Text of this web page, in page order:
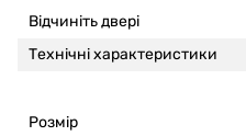
Відчиніть двері
Технічні характеристики
Розмір